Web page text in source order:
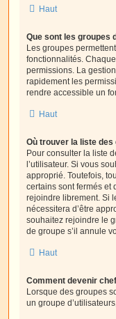
Haut
Que sont les groupes
Les groupes
fonctionnalités.
permissions. La
rapidement les
rendre accessible un
Haut
Où trouver la liste
Pour consulter la liste
l’utilisateur. Si vous
approprié. Toutefois,
certains sont fermés et
rejoindre librement. Si
nécessitera d’être
souhaitez rejoindre le
de groupe s’il annule
Haut
Comment devenir
Lorsque des groupes
un groupe